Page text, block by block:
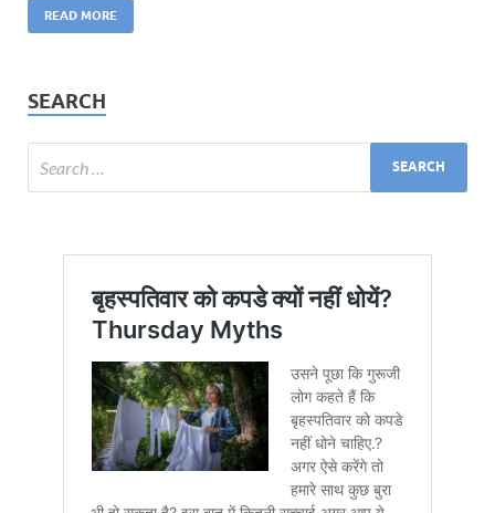
READ MORE
SEARCH